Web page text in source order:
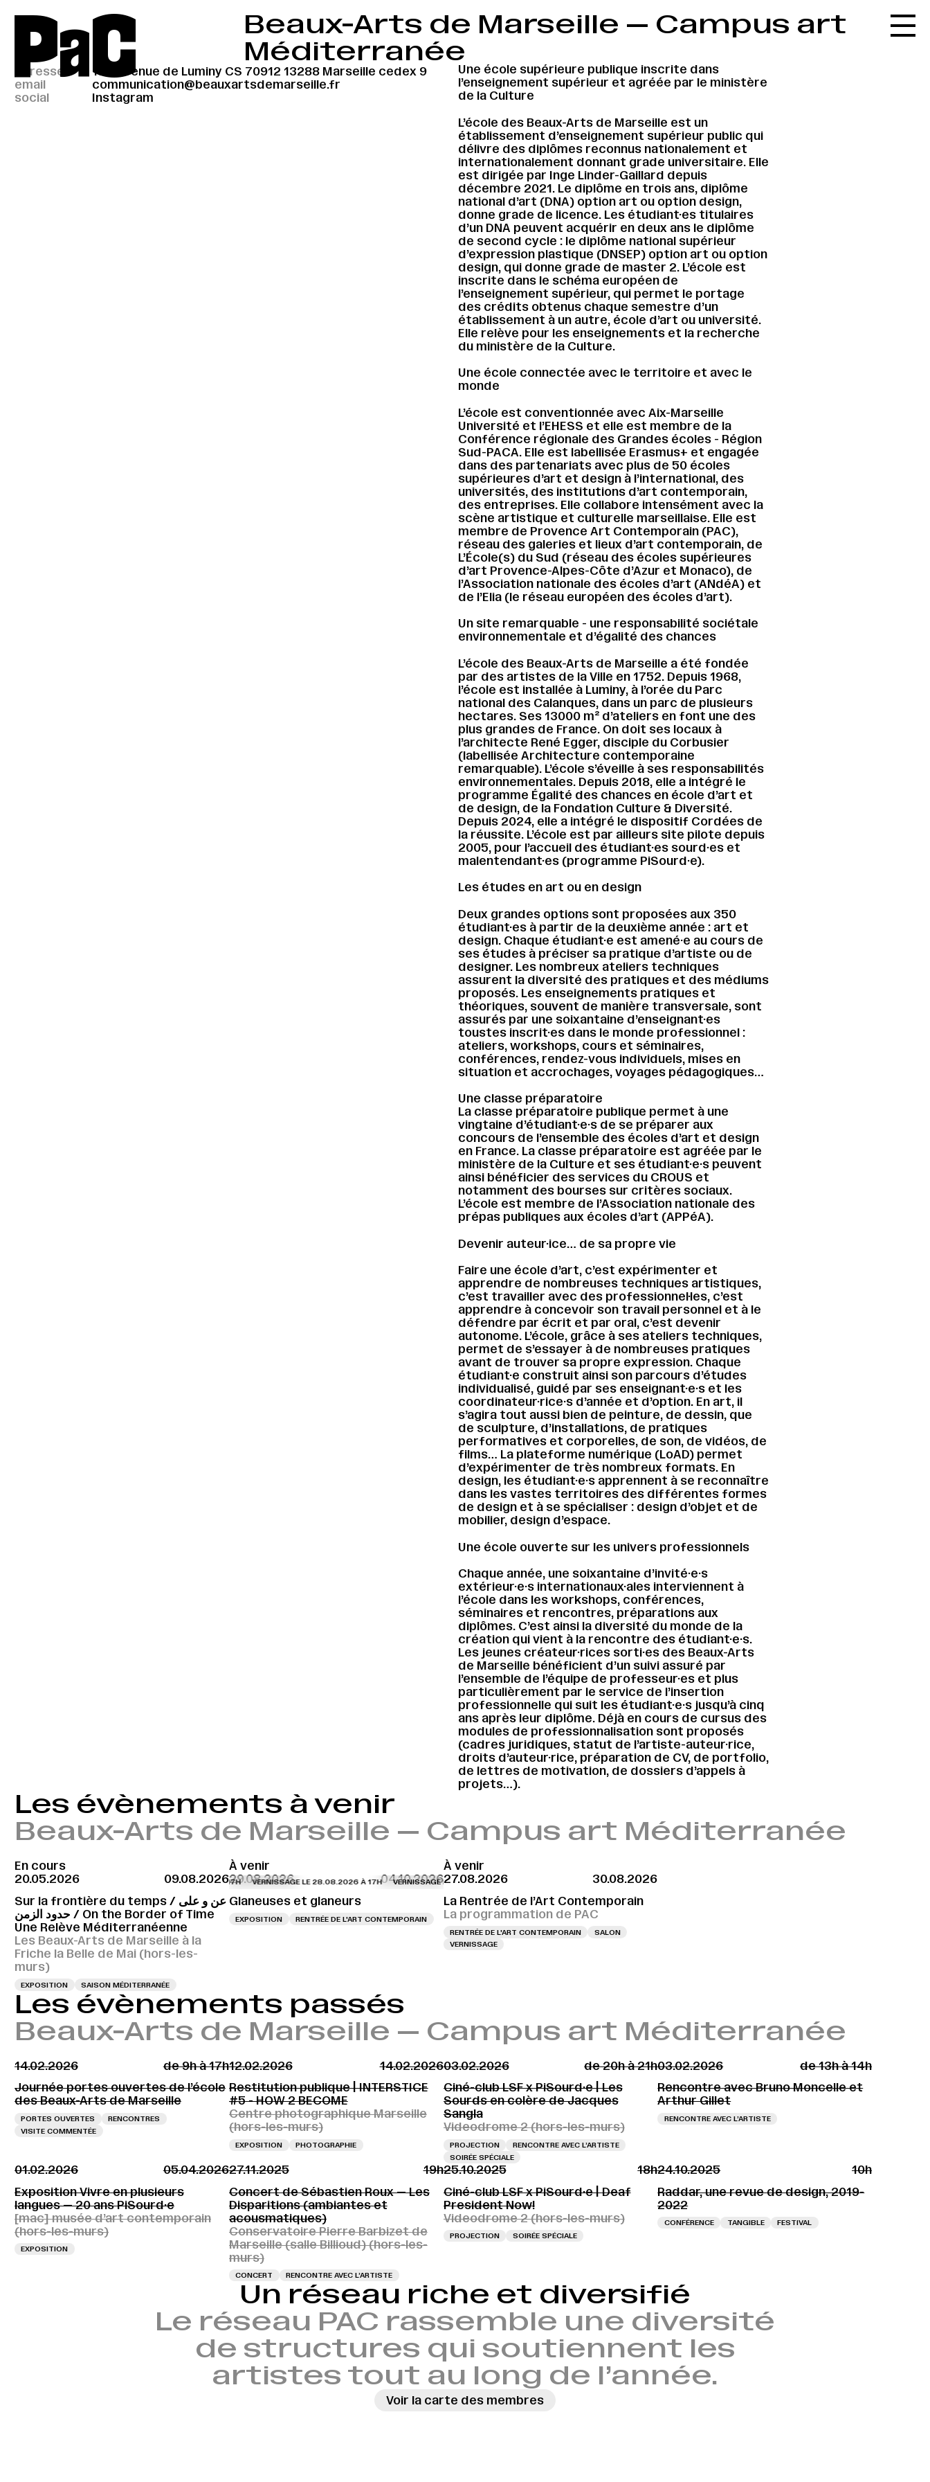
PaC
Accueil
Le festival
Les ressources
Recherche
Beaux-Arts de Marseille — Campus art
Méditerranée
adresse
184 Avenue de Luminy CS 70912 13288 Marseille cedex 9
email
communication@beauxartsdemarseille.fr
social
Instagram
Une école supérieure publique inscrite dans
l’enseignement supérieur et agréée par le ministère
de la Culture
L’école des Beaux-Arts de Marseille est un
établissement d’enseignement supérieur public qui
délivre des diplômes reconnus nationalement et
internationalement donnant grade universitaire. Elle
est dirigée par Inge Linder-Gaillard depuis
décembre 2021. Le diplôme en trois ans, diplôme
national d’art (DNA) option art ou option design,
donne grade de licence. Les étudiant·es titulaires
d’un DNA peuvent acquérir en deux ans le diplôme
de second cycle : le diplôme national supérieur
d’expression plastique (DNSEP) option art ou option
design, qui donne grade de master 2. L’école est
inscrite dans le schéma européen de
l’enseignement supérieur, qui permet le portage
des crédits obtenus chaque semestre d’un
établissement à un autre, école d’art ou université.
Elle relève pour les enseignements et la recherche
du ministère de la Culture.
Une école connectée avec le territoire et avec le
monde
L’école est conventionnée avec Aix-Marseille
Université et l’EHESS et elle est membre de la
Conférence régionale des Grandes écoles - Région
Sud-PACA. Elle est labellisée Erasmus+ et engagée
dans des partenariats avec plus de 50 écoles
supérieures d’art et design à l’international, des
universités, des institutions d’art contemporain,
des entreprises. Elle collabore intensément avec la
scène artistique et culturelle marseillaise. Elle est
membre de Provence Art Contemporain (PAC),
réseau des galeries et lieux d’art contemporain, de
L’École(s) du Sud (réseau des écoles supérieures
d’art Provence-Alpes-Côte d’Azur et Monaco), de
l’Association nationale des écoles d’art (ANdéA) et
de l’Elia (le réseau européen des écoles d’art).
Un site remarquable - une responsabilité sociétale
environnementale et d’égalité des chances
L’école des Beaux-Arts de Marseille a été fondée
par des artistes de la Ville en 1752. Depuis 1968,
l’école est installée à Luminy, à l’orée du Parc
national des Calanques, dans un parc de plusieurs
hectares. Ses 13000 m² d’ateliers en font une des
plus grandes de France. On doit ses locaux à
l’architecte René Egger, disciple du Corbusier
(labellisée Architecture contemporaine
remarquable). L’école s’éveille à ses responsabilités
environnementales. Depuis 2018, elle a intégré le
programme Égalité des chances en école d’art et
de design, de la Fondation Culture & Diversité.
Depuis 2024, elle a intégré le dispositif Cordées de
la réussite. L’école est par ailleurs site pilote depuis
2005, pour l’accueil des étudiant·es sourd·es et
malentendant·es (programme PiSourd·e).
Les études en art ou en design
Deux grandes options sont proposées aux 350
étudiant·es à partir de la deuxième année : art et
design. Chaque étudiant·e est amené·e au cours de
ses études à préciser sa pratique d’artiste ou de
designer. Les nombreux ateliers techniques
assurent la diversité des pratiques et des médiums
proposés. Les enseignements pratiques et
théoriques, souvent de manière transversale, sont
assurés par une soixantaine d’enseignant·es
toustes inscrit·es dans le monde professionnel :
ateliers, workshops, cours et séminaires,
conférences, rendez-vous individuels, mises en
situation et accrochages, voyages pédagogiques…
Une classe préparatoire
La classe préparatoire publique permet à une
vingtaine d’étudiant·e·s de se préparer aux
concours de l’ensemble des écoles d’art et design
en France. La classe préparatoire est agréée par le
ministère de la Culture et ses étudiant·e·s peuvent
ainsi bénéficier des services du CROUS et
notamment des bourses sur critères sociaux.
L’école est membre de l’Association nationale des
prépas publiques aux écoles d’art (APPéA).
Devenir auteur·ice… de sa propre vie
Faire une école d’art, c’est expérimenter et
apprendre de nombreuses techniques artistiques,
c’est travailler avec des professionnel·les, c’est
apprendre à concevoir son travail personnel et à le
défendre par écrit et par oral, c’est devenir
autonome. L’école, grâce à ses ateliers techniques,
permet de s’essayer à de nombreuses pratiques
avant de trouver sa propre expression. Chaque
étudiant·e construit ainsi son parcours d’études
individualisé, guidé par ses enseignant·e·s et les
coordinateur·rice·s d’année et d’option. En art, il
s’agira tout aussi bien de peinture, de dessin, que
de sculpture, d’installations, de pratiques
performatives et corporelles, de son, de vidéos, de
films… La plateforme numérique (LoAD) permet
d’expérimenter de très nombreux formats. En
design, les étudiant·e·s apprennent à se reconnaître
dans les vastes territoires des différentes formes
de design et à se spécialiser : design d’objet et de
mobilier, design d’espace.
Une école ouverte sur les univers professionnels
Chaque année, une soixantaine d’invité·e·s
extérieur·e·s internationaux·ales interviennent à
l’école dans les workshops, conférences,
séminaires et rencontres, préparations aux
diplômes. C’est ainsi la diversité du monde de la
création qui vient à la rencontre des étudiant·e·s.
Les jeunes créateur·rices sorti·es des Beaux-Arts
de Marseille bénéficient d’un suivi assuré par
l’ensemble de l’équipe de professeur·es et plus
particulièrement par le service de l’insertion
professionnelle qui suit les étudiant·e·s jusqu’à cinq
ans après leur diplôme. Déjà en cours de cursus des
modules de professionnalisation sont proposés
(cadres juridiques, statut de l’artiste-auteur·rice,
droits d’auteur·rice, préparation de CV, de portfolio,
de lettres de motivation, de dossiers d’appels à
projets…).
Les évènements à venir
Beaux-Arts de Marseille — Campus art Méditerranée
En cours
20.05.2026
09.08.2026
Sur la frontière du temps / عن و على
حدود الزمن / On the Border of Time
Une Relève Méditerranéenne
Les Beaux-Arts de Marseille à la
Friche la Belle de Mai (hors-les-
murs)
EXPOSITION SAISON MÉDITERRANÉE
À venir
29.08.2026
04.10.2026
VERNISSAGE LE 28.08.2026 À 17H VERNISSAGE LE 28.08.2026 À 17H VERNISSAGE LE 28.08.2026 À 17H VERNISSAGE LE 28.08.2026 À 17H
Glaneuses et glaneurs
EXPOSITION RENTRÉE DE L'ART CONTEMPORAIN
À venir
27.08.2026
30.08.2026
La Rentrée de l’Art Contemporain
La programmation de PAC
RENTRÉE DE L'ART CONTEMPORAIN
SALON
VERNISSAGE
Les évènements passés
Beaux-Arts de Marseille — Campus art Méditerranée
14.02.2026
de 9h à 17h
Journée portes ouvertes de l’école
des Beaux-Arts de Marseille
PORTES OUVERTES
RENCONTRES
VISITE COMMENTÉE
12.02.2026
14.02.2026
Restitution publique | INTERSTICE
#5 - HOW 2 BECOME
Centre photographique Marseille
(hors-les-murs)
EXPOSITION PHOTOGRAPHIE
03.02.2026
de 20h à 21h
Ciné-club LSF x PiSourd·e | Les
Sourds en colère de Jacques
Sangla
Videodrome 2 (hors-les-murs)
PROJECTION
RENCONTRE AVEC L’ARTISTE
SOIRÉE SPÉCIALE
03.02.2026
de 13h à 14h
Rencontre avec Bruno Moncelle et
Arthur Gillet
RENCONTRE AVEC L’ARTISTE
01.02.2026
05.04.2026
Exposition Vivre en plusieurs
langues — 20 ans PiSourd·e
[mac] musée d’art contemporain
(hors-les-murs)
EXPOSITION
27.11.2025
19h
Concert de Sébastien Roux — Les
Disparitions (ambiantes et
acousmatiques)
Conservatoire Pierre Barbizet de
Marseille (salle Billioud) (hors-les-
murs)
CONCERT RENCONTRE AVEC L’ARTISTE
25.10.2025
18h
Ciné-club LSF x PiSourd·e | Deaf
President Now!
Videodrome 2 (hors-les-murs)
PROJECTION SOIRÉE SPÉCIALE
24.10.2025
10h
Raddar, une revue de design, 2019-
2022
CONFÉRENCE TANGIBLE FESTIVAL
Un réseau riche et diversifié
Le réseau PAC rassemble une diversité
de structures qui soutiennent les
artistes tout au long de l’année.
Voir la carte des membres